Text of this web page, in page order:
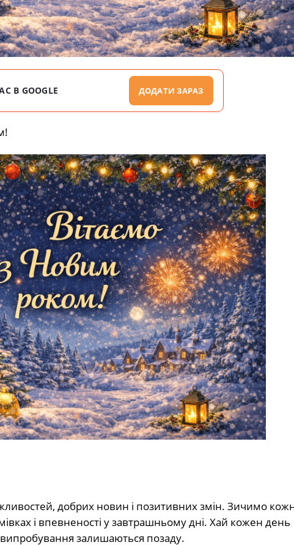
В GOOGLE ДОДАТИ ЗАРАЗ
добрих новин і позитивних змін. Зичимо
і впевненості у завтрашньому дні. Хай кожен день
випробування залишаються позаду.